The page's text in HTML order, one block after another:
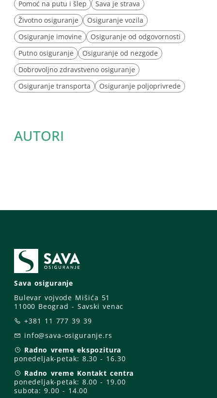
Pomoć na putu i šlep
Sava je strava
Životno osiguranje
Osiguranje vozila
Osiguranje imovine
Osiguranje od odgovornosti
Putno osiguranje
Osiguranje od nezgode
Dobrovoljno zdravstveno osiguranje
Osiguranje transporta
Osiguranje poljoprivrede
AUTORI
Sava osiguranje
Bulevar vojvode Mišića 51
11000 Beograd - Savski venac
+381 11 777 39 39
info@sava-osiguranje.rs
Radno vreme ekspozitura
ponedeljak-petak: 8.30 - 16.30
Radno vreme Kontakt centra
ponedeljak-petak: 8.00 - 19.00
subota: 9.00 - 14.00